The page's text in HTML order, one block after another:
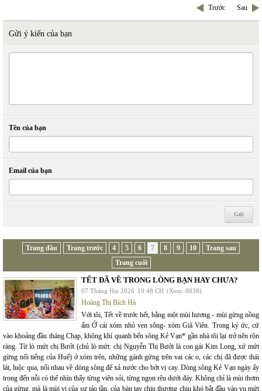
Trước Sau
Gửi ý kiến của bạn
Tên của bạn
Email của bạn
Trang đầu Trang trước 4 5 6 7 8 9 10
Trang sau
Trang cuối
TẾT ĐÃ VỀ TRONG LÒNG BẠN HAY CHƯA?
07 Tháng Hai 2026 10:48 CH (Xem: 8838)
Hoàng Thị Bích Hà
Với tôi, Tết về trước hết, bằng một mùi hương - mùi gừng nồng
ấm Ở cái xóm nhỏ ven sông- xóm Giã Viên. Trong ký ức, cứ
vào khoảng đầu tháng Chạp, không khí quanh bến sông Kẻ Vạn* gần nhà tôi lại trở nên rộn
ràng. Từ lò mứt chị Bưởi (chủ lò mứt: chị Nguyễn Thị Bưởi là con gái Kim Long, xứ mứt
gừng nổi tiếng của Huế) ở xóm trên, những gánh gừng trên vai các o, các chị đã được thái
lát, luộc qua, nối nhau về dòng sông để xả nước cho bớt vị cay. Dòng sông Kẻ Vạn ngày ấy
trong đến nỗi có thể nhìn thấy từng viên sỏi, từng ngọn rêu dưới đáy. Không chỉ là mùi thơm
của gừng, mà là mùi vị của sự tảo tần, của bàn tay chịu thương chịu khó bắt đầu vào vụ mứt